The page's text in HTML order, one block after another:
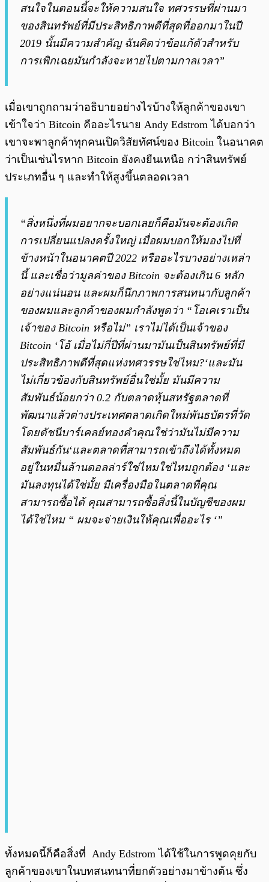
สนใจในตอนนี้จะให้ความสนใจ ทศวรรษที่ผ่านมา
ของสินทรัพย์ที่มีประสิทธิภาพดีที่สุดที่ออกมาในปี
2019 นั้นมีความสำคัญ ฉันคิดว่าข้อแก้ตัวสำหรับ
การเพิกเฉยมันกำลังจะหายไปตามกาลเวลา”
เมื่อเขาถูกถามว่าอธิบายอย่างไรบ้างให้ลูกค้าของเขา
เข้าใจว่า Bitcoin คืออะไรนาย Andy Edstrom ได้บอกว่า
เขาจะพาลูกค้าทุกคนเปิดวิสัยทัศน์ของ Bitcoin ในอนาคต
ว่าเป็นเช่นไรหาก Bitcoin ยังคงยืนเหนือ กว่าสินทรัพย์
ประเภทอื่น ๆ และทำให้สูงขึ้นตลอดเวลา
“สิ่งหนึ่งที่ผมอยากจะบอกเลยก็คือมันจะต้องเกิด
การเปลี่ยนแปลงครั้งใหญ่ เมื่อผมบอกให้มองไปที่
ข้างหน้าในอนาคตปี 2022 หรืออะไรบางอย่างเหล่า
นี้ และเชื่อว่ามูลค่าของ Bitcoin จะต้องเกิน 6 หลัก
อย่างแน่นอน และผมก็นึกภาพการสนทนากับลูกค้า
ของผมและลูกค้าของผมกำลังพูดว่า “โอเคเราเป็น
เจ้าของ Bitcoin หรือไม่” เราไม่ได้เป็นเจ้าของ
Bitcoin ‘โอ้ เมื่อไม่กี่ปีที่ผ่านมามันเป็นสินทรัพย์ที่มี
ประสิทธิภาพดีที่สุดแห่งทศวรรษใช่ไหม?‘และมัน
ไม่เกี่ยวข้องกับสินทรัพย์อื่นใช่มั้ย มันมีความ
สัมพันธ์น้อยกว่า 0.2 กับตลาดหุ้นสหรัฐตลาดที่
พัฒนาแล้วต่างประเทศตลาดเกิดใหม่พันธบัตรที่วัด
โดยดัชนีบาร์เคลย์ทองคำคุณใช่ว่ามันไม่มีความ
สัมพันธ์กัน‘และตลาดที่สามารถเข้าถึงได้ทั้งหมด
อยู่ในหมื่นล้านดอลล่าร์ใช่ไหมใช่ไหมถูกต้อง‘และ
มันลงทุนได้ใช่มั้ย มีเครื่องมือในตลาดที่คุณ
สามารถซื้อได้ คุณสามารถซื้อสิ่งนี้ในบัญชีของผม
ได้ใช่ไหม “ ผมจะจ่ายเงินให้คุณเพื่ออะไร ‘”
ทั้งหมดนี้ก็คือสิ่งที่ Andy Edstrom ได้ใช้ในการพูดคุยกับ
ลูกค้าของเขาในบทสนทนาที่ยกตัวอย่างมาข้างต้น ซึ่ง